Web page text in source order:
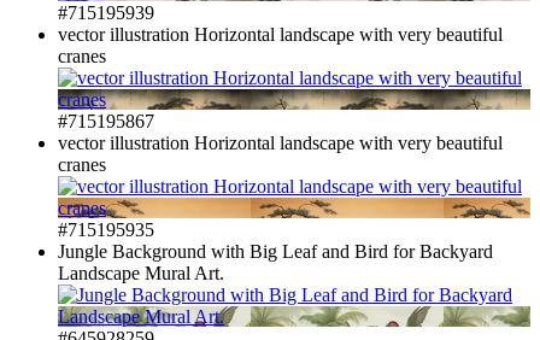
#715195939
vector illustration Horizontal landscape with very beautiful
cranes
#715195867
vector illustration Horizontal landscape with very beautiful
cranes
#715195935
Jungle Background with Big Leaf and Bird for Backyard
Landscape Mural Art.